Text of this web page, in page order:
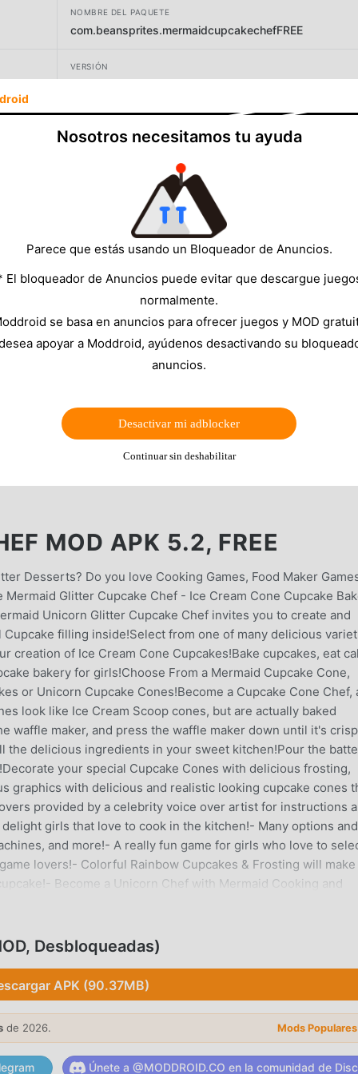
NOMBRE DEL PAQUETE
com.beansprites.mermaidcupcakechefFREE
VERSIÓN
Beansprites LLC
MOD APK 5.2, FREE
Desserts? Do you love Cooking Games, Food Maker
Glitter Cupcake Chef - Ice Cream Cone Cupcake
Unicorn Glitter Cupcake Chef invites you to create and
filling inside!Select from one of many delicious
creation of Ice Cream Cone Cupcakes!Bake cupcakes, eat
bakery for girls!Choose From a Mermaid Cupcake Cone,
or Unicorn Cupcake Cones!Become a Cupcake Cone Chef,
look like Ice Cream Scoop cones, but are actually baked
waffle maker, and press the waffle maker down until it's
the delicious ingredients in your sweet kitchen!Pour the
your special Cupcake Cones with delicious frosting,
graphics with delicious and realistic looking cupcake cones
provided by a celebrity voice over artist for instructions
girls that love to cook in the kitchen!- Many options and
and more!- A really fun game for girls who love to
lovers!- Colorful Rainbow Cupcakes & Frosting will make
Become a Unicorn Chef with Mermaid Cooking and
recipes that will delight the entire family!
este juego, como el sitio de descarga de juegos gratuitos
opción. moddroid no solo te brinda la última versión
Free mod gratis, ayudándote a ahorrar la tarea mecánica
Desbloqueadas)
APK (90.37MB)
de 2026. Mods
Únete a @MODDROID.CO en la comunidad de
Nosotros necesitamos tu ayuda
Parece que estás usando un Bloqueador de Anuncios.
El bloqueador de Anuncios puede evitar que descargue
normalmente.
se basa en anuncios para ofrecer juegos y MOD
apoyar a Moddroid, ayúdenos desactivando su
anuncios.
Desactivar mi adblocker
Continuar sin deshabilitar